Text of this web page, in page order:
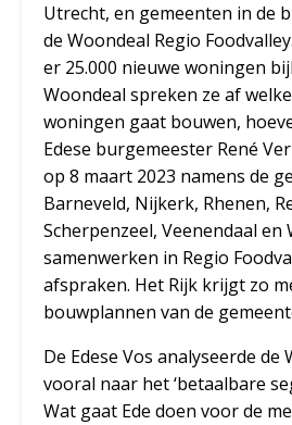
Utrecht, en gemeenten in de
de Woondeal Regio
er 25.000 nieuwe woningen
Woondeal spreken ze af
woningen gaat bouwen,
Edese burgemeester René
op 8 maart 2023 namens de
Barneveld, Nijkerk, Rhenen,
Scherpenzeel, Veenendaal en
samenwerken in Regio
afspraken. Het Rijk krijgt zo
bouwplannen van de
De Edese Vos analyseerde de
vooral naar het ‘betaalbare
Wat gaat Ede doen voor de